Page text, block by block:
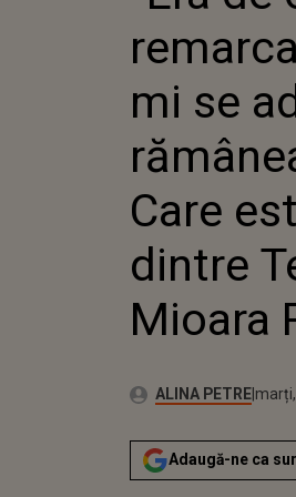
mi se
Care
dintre
Mioara
Autor:ALINA PETRE
Adaugă-ne ca